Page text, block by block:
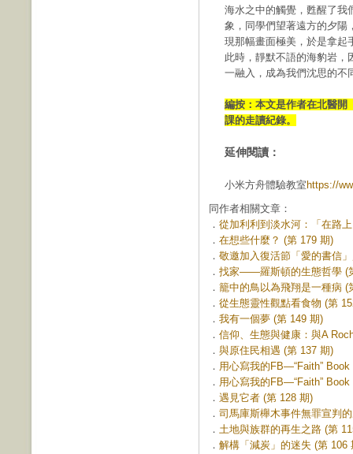
海水之中的觸覺，甦醒了我
象，同學們望著遠方的夕陽
現那幅畫面極美，於是拿起
此時，靜默不語的海豹岩，
一融入，成為我們沈思的不
編按：本文是作者在北醫開
課的走讀紀錄。
延伸閱讀：
小米方舟體驗教室 https://
同作者相關文章：
． 從加利利到淡水河：「在路
． 在想些什麼？ (第 179 期)
． 敬邀加入復活節「愛的書信
． 找家——羅斯頓的生態哲學 (
． 籠中的鳥以為飛翔是一種病 (
． 從生態靈性觀點看食物 (第
． 我有一個夢 (第 149 期)
． 信仰、生態與健康：與A
． 與原住民相遇 (第 137 期)
． 用心寫我的FB—“Faith”
． 用心寫我的FB—“Faith”
． 遇見它者 (第 128 期)
． 司馬庫斯櫸木事件無罪宣判
． 土地與族群的再生之路 (第
． 解構「減炭」的迷失 (第 106